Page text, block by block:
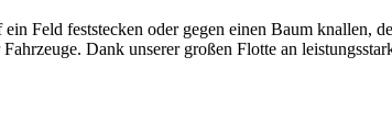
Feld feststecken oder gegen einen Baum knallen,
Dank unserer großen Flotte an